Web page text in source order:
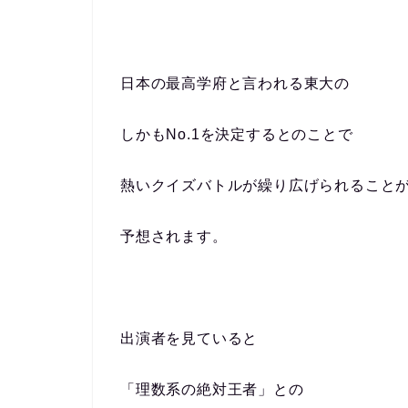
日本の最高学府と言われる東大の
しかもNo.1を決定するとのことで
熱いクイズバトルが繰り広げられること
予想されます。
出演者を見ていると
「理数系の絶対王者」との